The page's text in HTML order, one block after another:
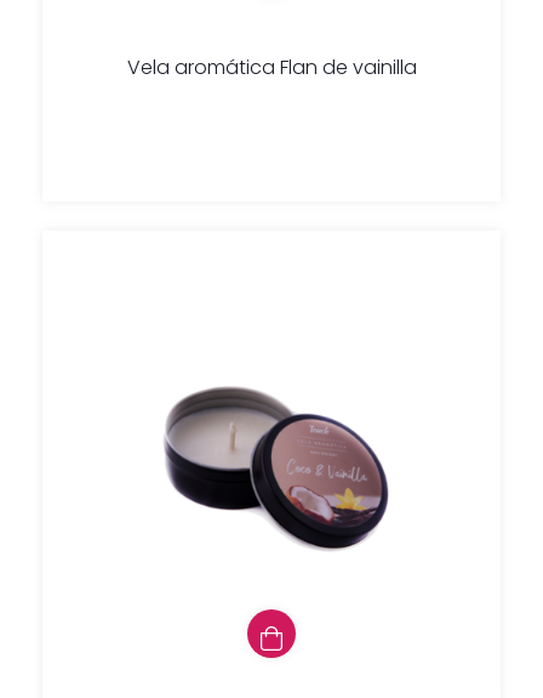
Vela aromática Flan de vainilla